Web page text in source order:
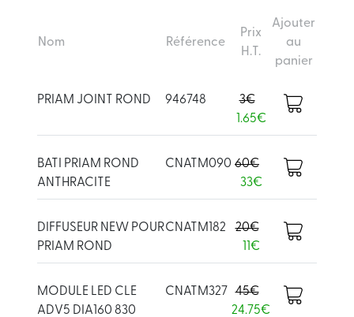
Nom Référence
Prix
H.T.
Ajouter
au
panier
PRIAM JOINT ROND 946748
3€
1.65€
BATI PRIAM ROND
ANTHRACITE
CNATM090 60€
33€
DIFFUSEUR NEW POUR
PRIAM ROND
CNATM182
20€
11€
MODULE LED CLE
ADV5 DIA160 830
CNATM327
45€
24.75€